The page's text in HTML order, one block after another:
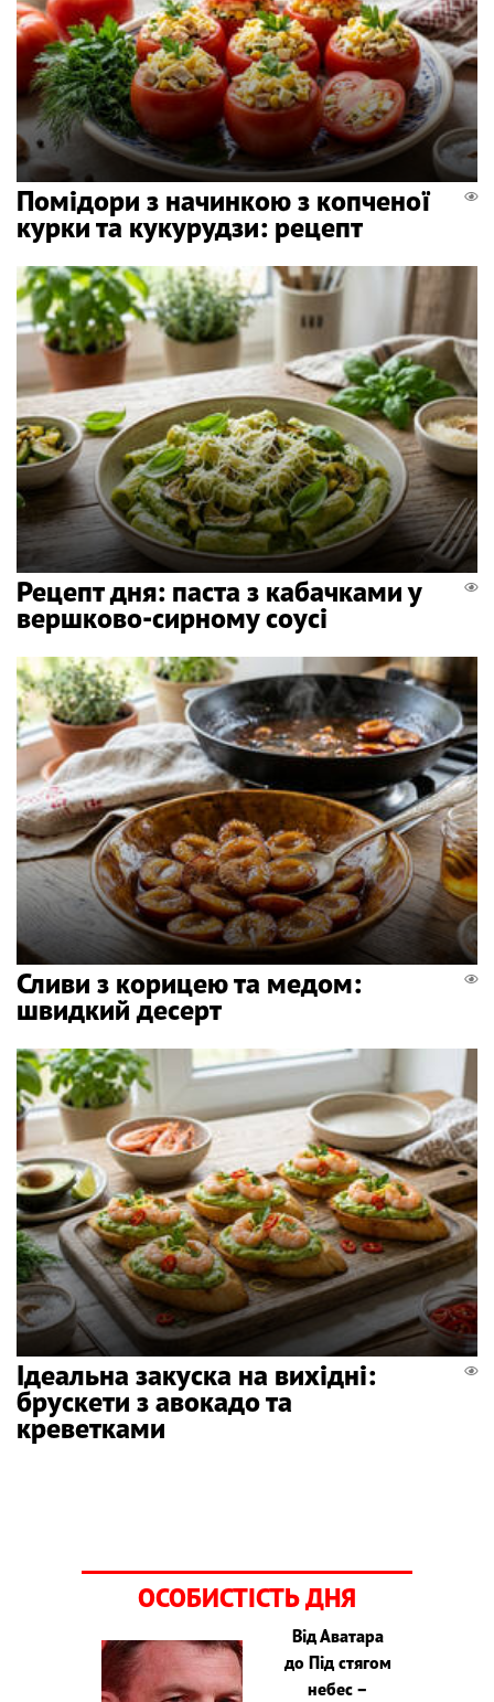
Помідори з начинкою з копченої
курки та кукурудзи: рецепт
Рецепт дня: паста з кабачками у
вершково-сирному соусі
Сливи з корицею та медом:
швидкий десерт
Ідеальна закуска на вихідні:
брускети з авокадо та
креветками
ОСОБИСТІСТЬ ДНЯ
Від Аватара
до Під стягом
небес –